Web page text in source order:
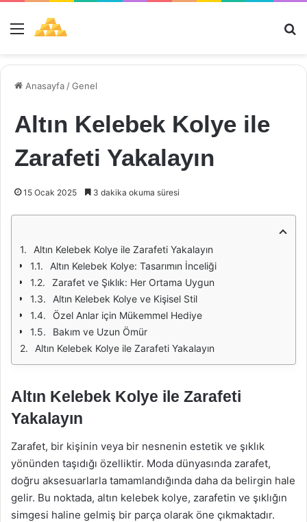
Menü
Anasayfa /Genel
Altın Kelebek Kolye ile
Zarafeti Yakalayın
15 Ocak 2025 3 dakika okuma süresi
Altın Kelebek Kolye ile Zarafeti Yakalayın
Altın Kelebek Kolye: Tasarımın İnceliği
Zarafet ve Şıklık: Her Ortama Uygun
Altın Kelebek Kolye ve Kişisel Stil
Özel Anlar için Mükemmel Hediye
Bakım ve Uzun Ömür
Altın Kelebek Kolye ile Zarafeti Yakalayın
Altın Kelebek Kolye ile Zarafeti
Yakalayın
Zarafet, bir kişinin veya bir nesnenin estetik ve şıklık
yönünden taşıdığı özelliktir. Moda dünyasında zarafet,
doğru aksesuarlarla tamamlandığında daha da belirgin hale
gelir. Bu noktada, altın kelebek kolye, zarafetin ve şıklığın
simgesi haline gelmiş bir parça olarak öne çıkmaktadır.